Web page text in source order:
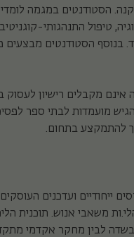
הסטודנטים במגמה
טיפול התנהגותי-
בנוסף הסטודנטים מבצעים
אינם מקבלים רישיון לעסוק
מועמדות לבתי ספר
להתמקצע בתחום.
ייחודיים ועדכנים
משאבי אנוש. תוכנית
בשדה לבין מחקר אקדמי